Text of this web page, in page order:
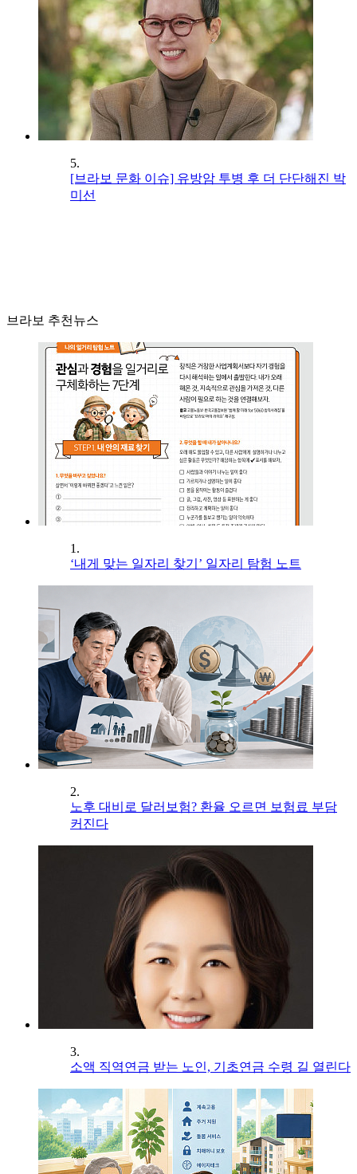
5.
[브라보 문화 이슈] 유방암 투병 후 더 단단해진 박
미선
브라보 추천뉴스
1.
‘내게 맞는 일자리 찾기’ 일자리 탐험 노트
2.
노후 대비로 달러보험? 환율 오르면 보험료 부담
커진다
3.
소액 직역연금 받는 노인, 기초연금 수령 길 열린다